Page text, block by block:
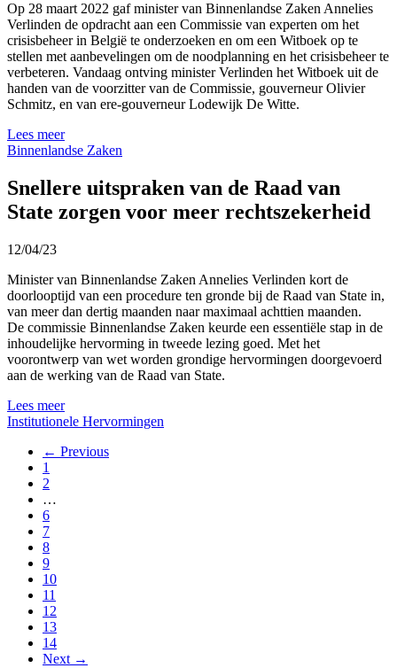
Op 28 maart 2022 gaf minister van Binnenlandse Zaken Annelies
Verlinden de opdracht aan een Commissie van experten om het
crisisbeheer in België te onderzoeken en om een Witboek op te
stellen met aanbevelingen om de noodplanning en het crisisbeheer te
verbeteren. Vandaag ontving minister Verlinden het Witboek uit de
handen van de voorzitter van de Commissie, gouverneur Olivier
Schmitz, en van ere-gouverneur Lodewijk De Witte.
Lees meer
Binnenlandse Zaken
Snellere uitspraken van de Raad van
State zorgen voor meer rechtszekerheid
12/04/23
Minister van Binnenlandse Zaken Annelies Verlinden kort de
doorlooptijd van een procedure ten gronde bij de Raad van State in,
van meer dan dertig maanden naar maximaal achttien maanden.
De commissie Binnenlandse Zaken keurde een essentiële stap in de
inhoudelijke hervorming in tweede lezing goed. Met het
voorontwerp van wet worden grondige hervormingen doorgevoerd
aan de werking van de Raad van State.
Lees meer
Institutionele Hervormingen
← Previous
1
2
…
6
7
8
9
10
11
12
13
14
Next →